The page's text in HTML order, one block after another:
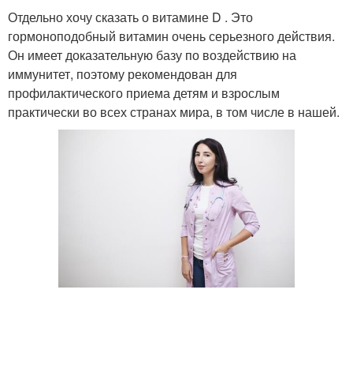
Отдельно хочу сказать о витамине D . Это
гормоноподобный витамин очень серьезного действия.
Он имеет доказательную базу по воздействию на
иммунитет, поэтому рекомендован для
профилактического приема детям и взрослым
практически во всех странах мира, в том числе в нашей.